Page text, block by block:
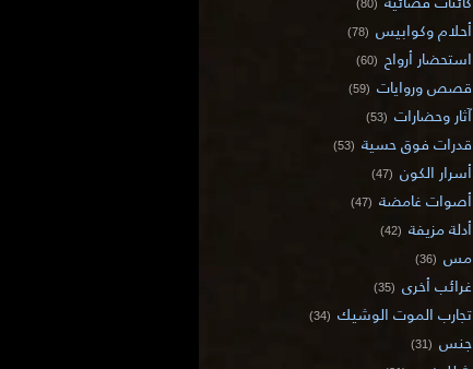
(80)
أحلام وكوابيس (78)
استحضار أرواح (60)
قصص وروايات (59)
آثار وحضارات (53)
قدرات فوق حسية (53)
أسرار الكون (47)
أصوات غامضة (47)
أدلة مزيفة (42)
مس (36)
غرائب أخرى (35)
تجارب الموت الوشيك (34)
جنس (31)